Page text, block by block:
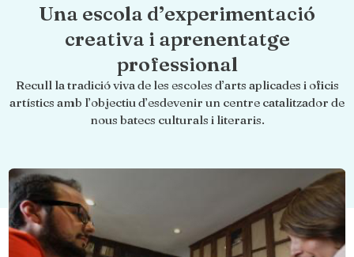
Una escola d’experimentació
creativa i aprenentatge
professional
Recull la tradició viva de les escoles d’arts aplicades i oficis
artístics amb l’objectiu d’esdevenir un centre catalitzador de
nous batecs culturals i literaris.